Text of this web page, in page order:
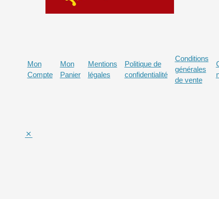
Mon
Compte
Mon
Panier
Mentions
légales
Politique de
confidentialité
Conditions
générales
de vente